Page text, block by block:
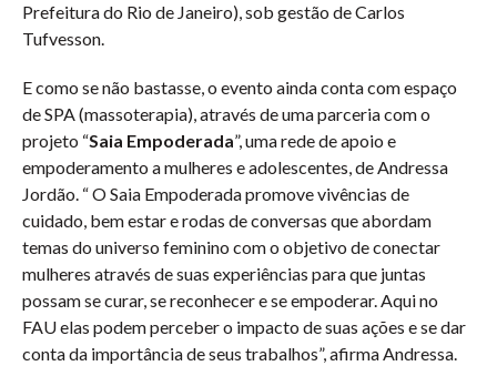
Prefeitura do Rio de Janeiro), sob gestão de Carlos
Tufvesson.
E como se não bastasse, o evento ainda conta com espaço
de SPA (massoterapia), através de uma parceria com o
projeto “Saia Empoderada”, uma rede de apoio e
empoderamento a mulheres e adolescentes, de Andressa
Jordão. “ O Saia Empoderada promove vivências de
cuidado, bem estar e rodas de conversas que abordam
temas do universo feminino com o objetivo de conectar
mulheres através de suas experiências para que juntas
possam se curar, se reconhecer e se empoderar. Aqui no
FAU elas podem perceber o impacto de suas ações e se dar
conta da importância de seus trabalhos”, afirma Andressa.